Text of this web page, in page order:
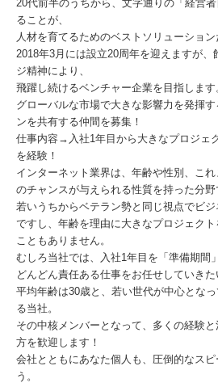
20代前半のうちから、文字通りの「経営
ることが、
人材を育てるためのベストソリューション
2018年3月には設立20周年を迎えますが、
ジ精神により、
飛躍し続けるベンチャー企業を目指します
グローバルな市場で大きな影響力を発揮
ンを共有する仲間を募集！
仕事内容→入社1年目から大きなプロジェ
を経験！
インターネット業界は、年齢や性別、こ
のチャンスが与えられる性質を持った分野
若いうちからベテラン勢と同じ視点でビ
ですし、年齢を理由に大きなプロジェク
こともありません。
むしろ当社では、入社1年目を「準備期間
どんどん責任ある仕事をお任せしていきた
平均年齢は30歳と、若い世代が中心とな
る当社。
その中核メンバーとなって、多くの経験
方を歓迎します！
会社とともにあなた個人も、圧倒的なス
う。